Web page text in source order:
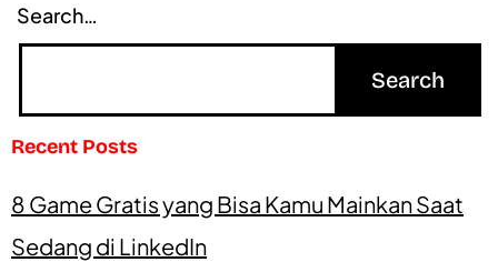
Search…
Recent Posts
8 Game Gratis yang Bisa Kamu Mainkan Saat
Sedang di LinkedIn